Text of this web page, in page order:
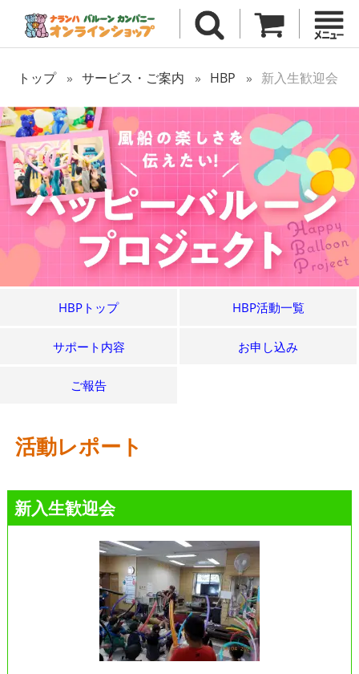
トップ サービス・ご案内 HBP 新入生歓迎会
HBPトップ HBP活動一覧
サポート内容 お申し込み
ご報告
活動レポート
新入生歓迎会